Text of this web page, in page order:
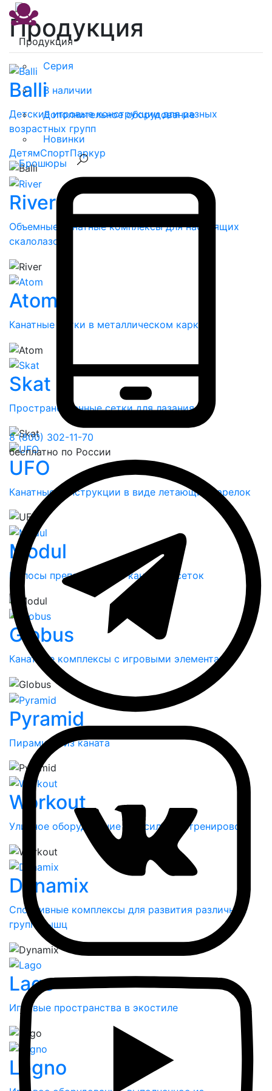
Продукция
Серия
В наличии
Дополнительное оборудование
Новинки
Брошюры
8 (800) 302-11-70
бесплатно по России
Продукция
Balli
Детские игровые конструкции для разных
возрастных групп
ДетямСпортПаркур
River
Объемные канатные комплексы для настоящих
скалолазов!
Atom
Канатные сетки в металлическом каркасе
Skat
Пространственные сетки для лазания
UFO
Канатные конструкции в виде летающих тарелок
Modul
Полосы препятствий из канатных сеток
Globus
Канатные комплексы с игровыми элементами
Pyramid
Пирамиды из каната
Workout
Уличное оборудование для силовых тренировок
Dynamix
Спортивные комплексы для развития различных
групп мышц
Lago
Игровые пространства в экостиле
Legno